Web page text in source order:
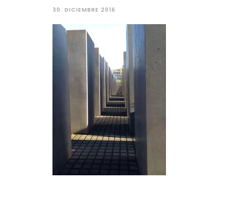
30. DICIEMBRE 2016